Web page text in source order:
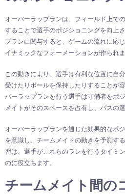
オーバーラップランは、フィールド上で
することで選手のポジショニングを向上
プランに関与すると、ゲームの流れに応
イナミックなフォーメーションが作られま
この動きにより、選手は有利な位置に自
受けたりボールを保持したりすることが
バーラップランを行う選手は守備者をポ
メイトがそのスペースを占有し、パスの
オーバーラップランを通じた効果的なポ
を意識し、チームメイトの動きを予測す
習は、選手がこれらのランを行うタイミ
のに役立ちます。
チームメイト間の